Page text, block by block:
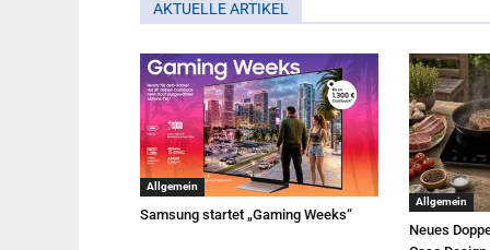
AKTUELLE ARTIKEL
Allgemein
Samsung startet „Gaming Weeks“
Allgemein
Neues